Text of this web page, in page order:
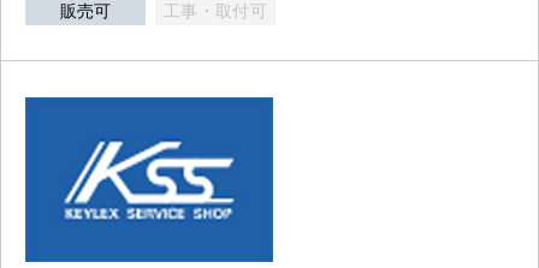
販売可 工事・取付可